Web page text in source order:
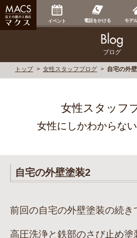
イベント 電話をかける モデ
ブログ
トップ 女性スタッフブログ 自宅の外
女性スタッフ
女性にしかわからな
自宅の外壁塗装2
前回の自宅の外壁塗装の続き
高圧洗浄と鉄部のさび止め塗